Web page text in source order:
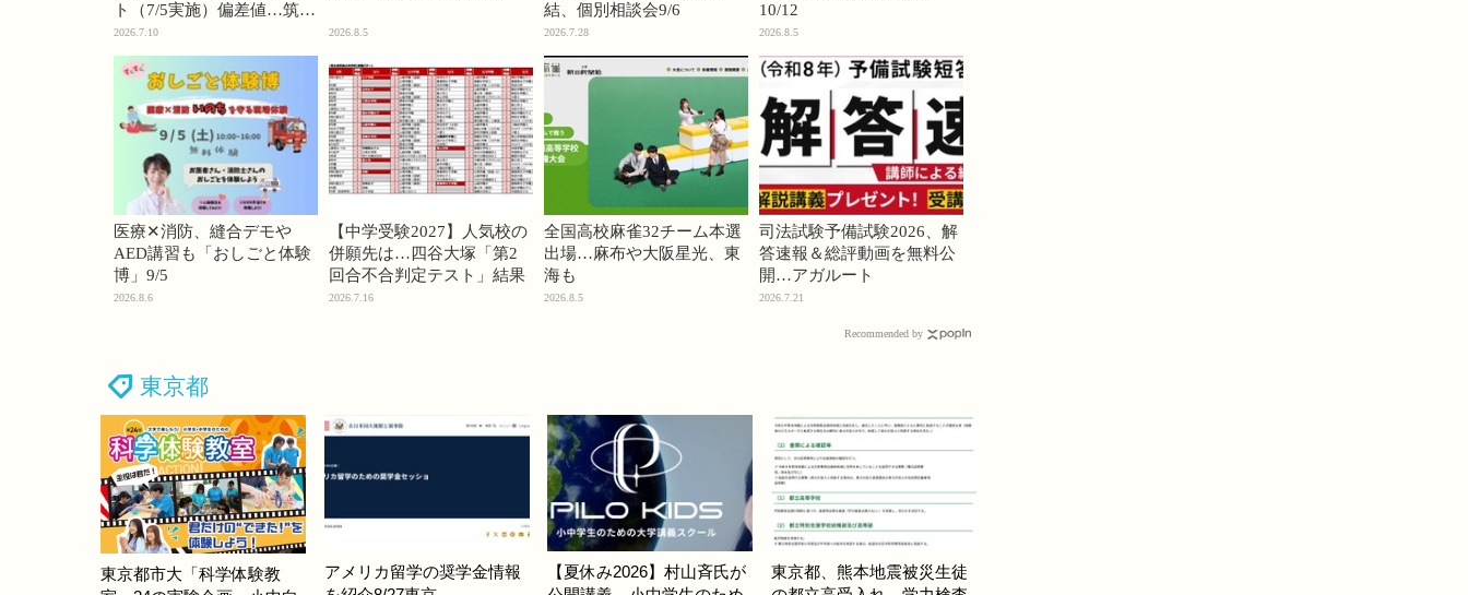
ト（7/5実施）偏差値…筑駒
74・桜蔭70＜PR＞
2026.7.10 2026.8.5
結、個別相談会9/6
2026.7.28
10/12
2026.8.5
医療✕消防、縫合デモや
AED講習も「おしごと体験
博」9/5
2026.8.6
【中学受験2027】人気校の
併願先は…四谷大塚「第2
回合不合判定テスト」結果
2026.7.16
全国高校麻雀32チーム本選
出場…麻布や大阪星光、東
海も
2026.8.5
司法試験予備試験2026、解
答速報＆総評動画を無料公
開…アガルート
2026.7.21
Recommended by
東京都
東京都市大「科学体験教
アメリカ留学の奨学金情報
【夏休み2026】村山斉氏が
東京都、熊本地震被災生徒